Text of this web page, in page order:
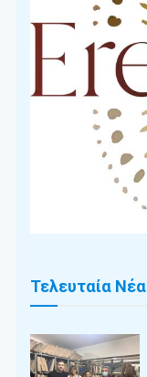
Τελευταία Νέα